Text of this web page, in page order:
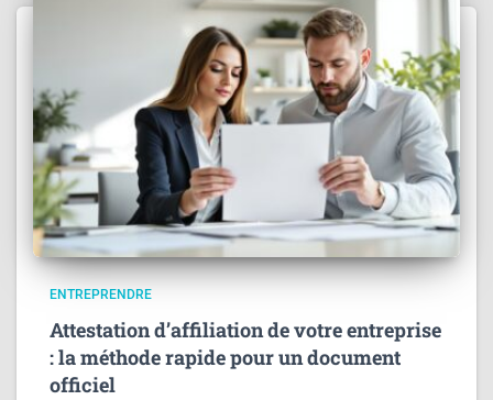
ENTREPRENDRE
Attestation d’affiliation de votre entreprise
: la méthode rapide pour un document
officiel